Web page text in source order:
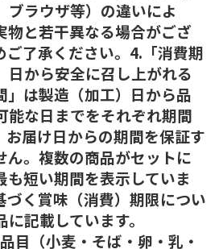
ブラウザ等）の違いによ
物と若干異なる場合がござ
ご了承ください。4.「消費期
日から安全に召し上がれる
」は製造（加工）日から品
能な日までをそれぞれ期間
お届け日からの期間を保証す
ん。複数の商品がセットに
も短い期間を表示していま
づく賞味（消費）期限につい
記載しています。
目（小麦・そば・卵・乳・